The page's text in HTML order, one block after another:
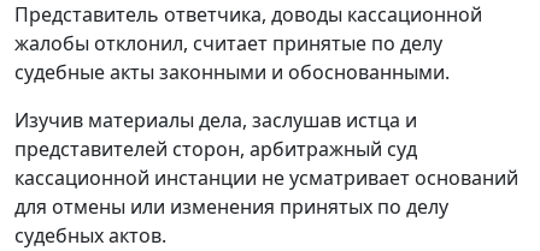
Представитель ответчика, доводы кассационной
жалобы отклонил, считает принятые по делу
судебные акты законными и обоснованными.
Изучив материалы дела, заслушав истца и
представителей сторон, арбитражный суд
кассационной инстанции не усматривает оснований
для отмены или изменения принятых по делу
судебных актов.